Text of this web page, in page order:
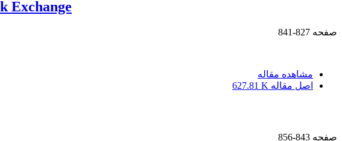
Exchange
صفحه 827-841
مشاهده مقاله
اصل مقاله 627.81 K
صفحه 843-856